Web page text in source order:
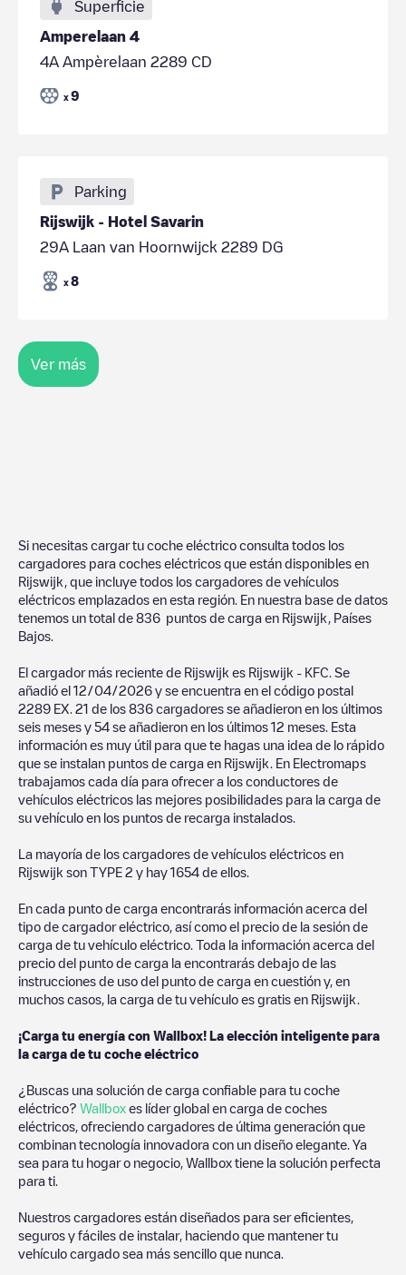
Superficie
Amperelaan 4
4A Ampèrelaan 2289 CD
x 9
Parking
Rijswijk - Hotel Savarin
29A Laan van Hoornwijck 2289 DG
x 8
Ver más
Si necesitas cargar tu coche eléctrico consulta todos los
cargadores para coches eléctricos que están disponibles en
Rijswijk , que incluye todos los cargadores de vehículos
eléctricos emplazados en esta región. En nuestra base de datos
tenemos un total de 836 puntos de carga en Rijswijk
Países
Bajos
El cargador más reciente de Rijswijk es Rijswijk - KFC . Se
añadió el 12/04/2026 y se encuentra en el código postal
2289 EX 21 de los 836 cargadores se añadieron en los últimos
seis meses y 54 se añadieron en los últimos 12 meses. Esta
información es muy útil para que te hagas una idea de lo rápido
que se instalan puntos de carga en Rijswijk
. En Electromaps
trabajamos cada día para ofrecer a los conductores de
vehículos eléctricos las mejores posibilidades para la carga de
su vehículo en los puntos de recarga instalados.
La mayoría de los cargadores de vehículos eléctricos en
Rijswijk son TYPE 2 y hay 1654 de ellos.
En cada punto de carga encontrarás información acerca del
tipo de cargador eléctrico, así como el precio de la sesión de
carga de tu vehículo eléctrico. Toda la información acerca del
precio del punto de carga la encontrarás debajo de las
instrucciones de uso del punto de carga en cuestión y, en
muchos casos, la carga de tu vehículo es gratis en Rijswijk
¡Carga tu energía con Wallbox! La elección inteligente para
la carga de tu coche eléctrico
¿Buscas una solución de carga confiable para tu coche
eléctrico? Wallbox es líder global en carga de coches
eléctricos, ofreciendo cargadores de última generación que
combinan tecnología innovadora con un diseño elegante. Ya
sea para tu hogar o negocio, Wallbox tiene la solución perfecta
para ti.
Nuestros cargadores están diseñados para ser eficientes,
seguros y fáciles de instalar, haciendo que mantener tu
vehículo cargado sea más sencillo que nunca.